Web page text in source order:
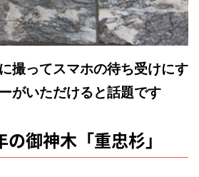
撮ってスマホの待ち受けにす
がいただけると話題です
の御神木「重忠杉」